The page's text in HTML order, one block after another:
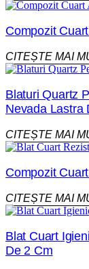
Compozit
CITEȘTE MAI
Blaturi Quartz
Nevada Lastra
CITEȘTE MAI
Compozit
CITEȘTE MAI
Blat Cuart
De 2 Cm